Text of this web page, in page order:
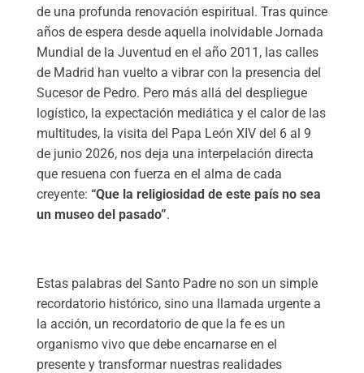
de una profunda renovación espiritual. Tras quince
años de espera desde aquella inolvidable Jornada
Mundial de la Juventud en el año 2011, las calles
de Madrid han vuelto a vibrar con la presencia del
Sucesor de Pedro. Pero más allá del despliegue
logístico, la expectación mediática y el calor de las
multitudes, la visita del Papa León XIV del 6 al 9
de junio 2026, nos deja una interpelación directa
que resuena con fuerza en el alma de cada
creyente: “Que la religiosidad de este país no sea
un museo del pasado”.
Estas palabras del Santo Padre no son un simple
recordatorio histórico, sino una llamada urgente a
la acción, un recordatorio de que la fe es un
organismo vivo que debe encarnarse en el
presente y transformar nuestras realidades